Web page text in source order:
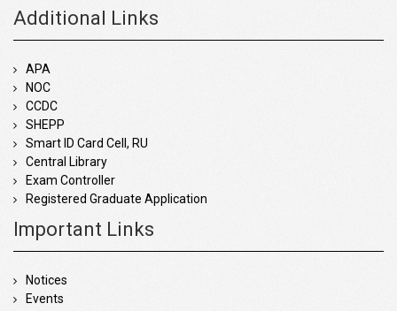
Additional Links
APA
NOC
CCDC
SHEPP
Smart ID Card Cell, RU
Central Library
Exam Controller
Registered Graduate Application
Important Links
Notices
Events